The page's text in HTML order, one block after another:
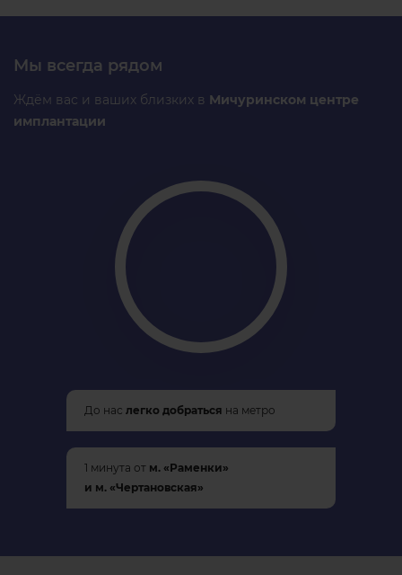
Мы всегда рядом
Ждём вас и ваших близких в Мичуринском центре
имплантации
До нас легко добраться на метро
1 минута от м. «Раменки»
и м. «Чертановская»